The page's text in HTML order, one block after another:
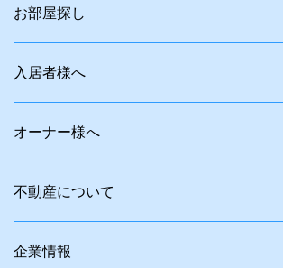
お部屋探し
入居者様へ
オーナー様へ
不動産について
企業情報